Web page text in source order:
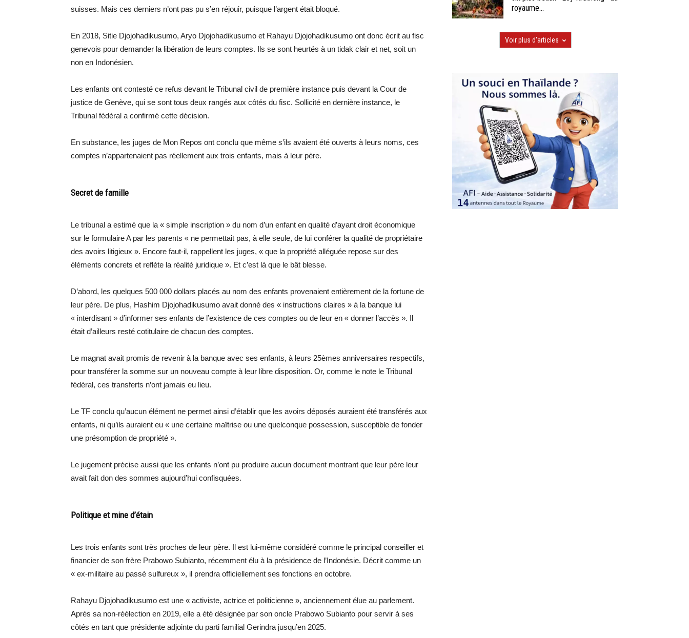
suisses. Mais ces derniers n’ont pas pu s’en réjouir, puisque l’argent était bloqué.
En 2018, Sitie Djojohadikusumo, Aryo Djojohadikusumo et Rahayu Djojohadikusumo ont donc écrit au fisc
genevois pour demander la libération de leurs comptes. Ils se sont heurtés à un tidak clair et net, soit un
non en Indonésien.
Les enfants ont contesté ce refus devant le Tribunal civil de première instance puis devant la Cour de
justice de Genève, qui se sont tous deux rangés aux côtés du fisc. Sollicité en dernière instance, le
Tribunal fédéral a confirmé cette décision.
En substance, les juges de Mon Repos ont conclu que même s’ils avaient été ouverts à leurs noms, ces
comptes n’appartenaient pas réellement aux trois enfants, mais à leur père.
Secret de famille
Le tribunal a estimé que la « simple inscription » du nom d’un enfant en qualité d’ayant droit économique
sur le formulaire A par les parents « ne permettait pas, à elle seule, de lui conférer la qualité de propriétaire
des avoirs litigieux ». Encore faut-il, rappellent les juges, « que la propriété alléguée repose sur des
éléments concrets et reflète la réalité juridique ». Et c’est là que le bât blesse.
D’abord, les quelques 500 000 dollars placés au nom des enfants provenaient entièrement de la fortune de
leur père. De plus, Hashim Djojohadikusumo avait donné des « instructions claires » à la banque lui
« interdisant » d’informer ses enfants de l’existence de ces comptes ou de leur en « donner l’accès ». Il
était d’ailleurs resté cotitulaire de chacun des comptes.
Le magnat avait promis de revenir à la banque avec ses enfants, à leurs 25èmes anniversaires respectifs,
pour transférer la somme sur un nouveau compte à leur libre disposition. Or, comme le note le Tribunal
fédéral, ces transferts n’ont jamais eu lieu.
Le TF conclu qu’aucun élément ne permet ainsi d’établir que les avoirs déposés auraient été transférés aux
enfants, ni qu’ils auraient eu « une certaine maîtrise ou une quelconque possession, susceptible de fonder
une présomption de propriété ».
Le jugement précise aussi que les enfants n’ont pu produire aucun document montrant que leur père leur
avait fait don des sommes aujourd’hui confisquées.
Politique et mine d’étain
Les trois enfants sont très proches de leur père. Il est lui-même considéré comme le principal conseiller et
financier de son frère Prabowo Subianto, récemment élu à la présidence de l’Indonésie. Décrit comme un
« ex-militaire au passé sulfureux », il prendra officiellement ses fonctions en octobre.
Rahayu Djojohadikusumo est une « activiste, actrice et politicienne », anciennement élue au parlement.
Après sa non-réélection en 2019, elle a été désignée par son oncle Prabowo Subianto pour servir à ses
côtés en tant que présidente adjointe du parti familial Gerindra jusqu’en 2025.
royaume...
Voir plus d'articles